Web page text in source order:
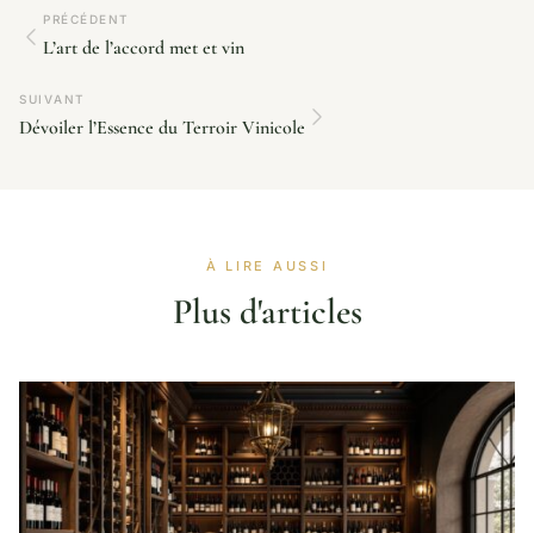
PRÉCÉDENT
L’art de l’accord met et vin
SUIVANT
Dévoiler l’Essence du Terroir Vinicole
À LIRE AUSSI
Plus d'articles